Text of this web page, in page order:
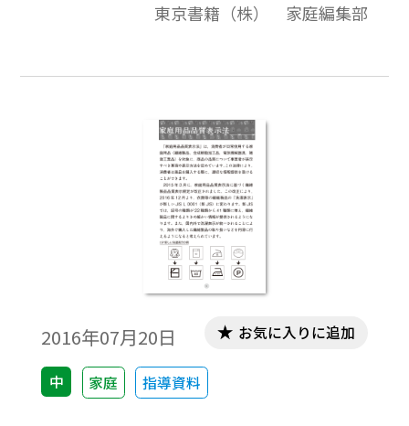
者市民社会」といいます。東京書籍（株） 家庭編集部
2016年07月20日
中 家庭 指導資料
お気に入りに追加